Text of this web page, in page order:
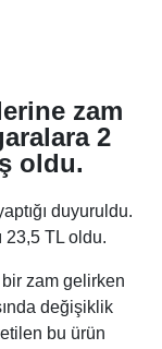
zam
2
oldu.
duyuruldu.
23,5 TL oldu.
bir zam gelirken
değişiklik
bu ürün